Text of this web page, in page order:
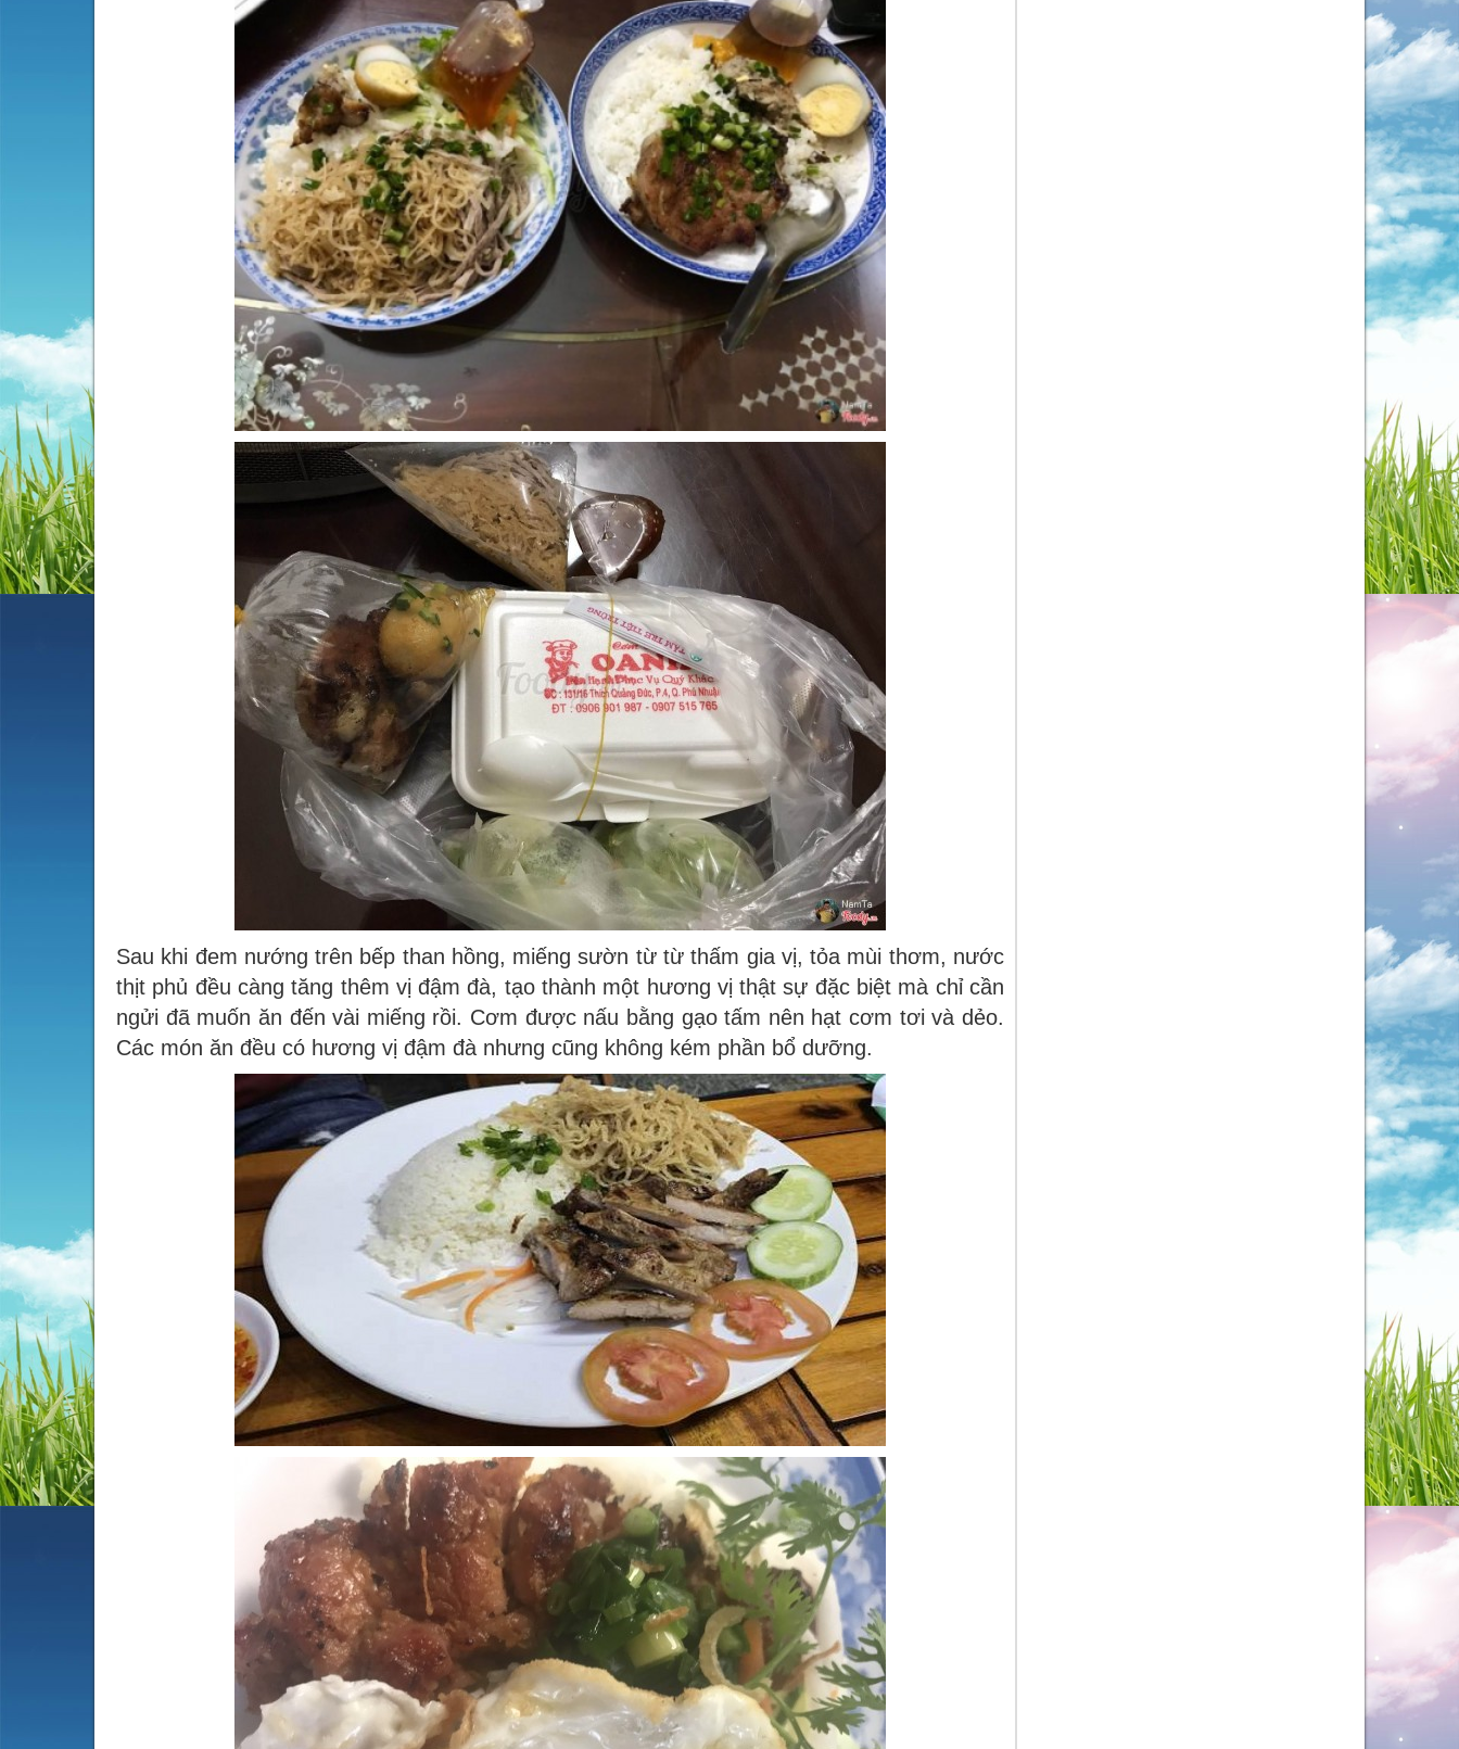
Sau khi đem nướng trên bếp than hồng, miếng sườn từ từ thấm gia vị, tỏa mùi thơm, nước
thịt phủ đều càng tăng thêm vị đậm đà, tạo thành một hương vị thật sự đặc biệt mà chỉ cần
ngửi đã muốn ăn đến vài miếng rồi. Cơm được nấu bằng gạo tấm nên hạt cơm tơi và dẻo.
Các món ăn đều có hương vị đậm đà nhưng cũng không kém phần bổ dưỡng.